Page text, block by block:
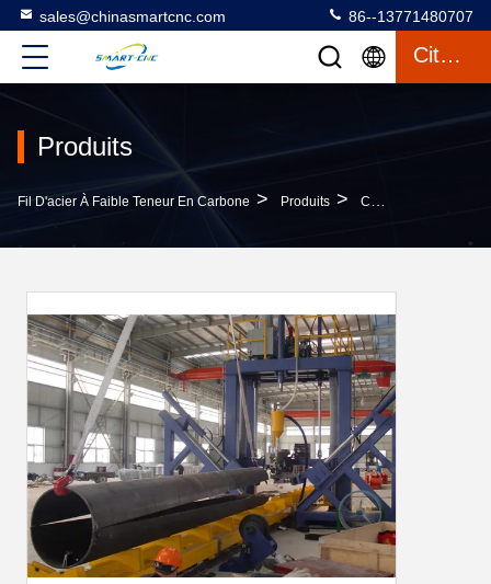
sales@chinasmartcnc.com 86--13771480707
Citation
Produits
Fil D'acier À Faible Teneur En Carbone > Produits > Chaîne De Production De Polonais Léger